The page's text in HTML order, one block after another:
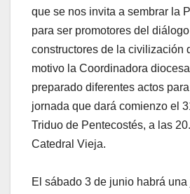
que se nos in­vi­ta a sem­brar la
para ser pro­mo­to­res del
cons­truc­to­res de la ci­vi­li­za­ción
motivo la Coordinadora
preparado diferentes actos
jornada que dará comienzo el
Triduo de Pentecostés, a las
Catedral Vieja.
El sábado 3 de junio habrá